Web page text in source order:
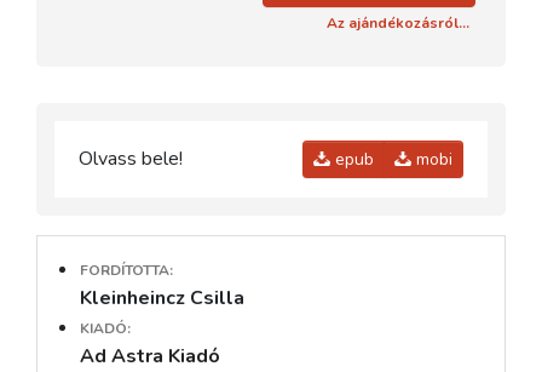
Az ajándékozásról...
Olvass bele! epub mobi
FORDÍTOTTA:
Kleinheincz Csilla
KIADÓ:
Ad Astra Kiadó